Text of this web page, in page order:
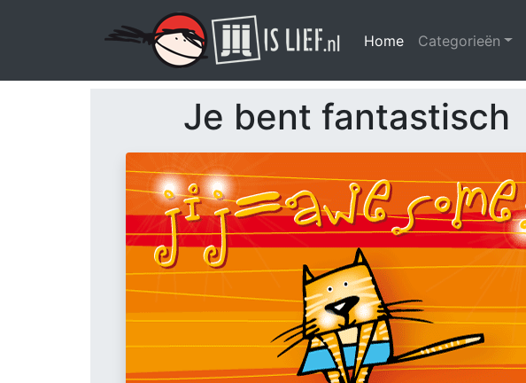
Home (huidige)
Categorieën
Je bent fantastisch